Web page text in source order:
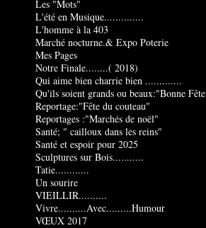
Les "Mots"
L'été en Musique..............
L'homme à la 403
Marché nocturne.& Expo Poterie
Mes Pages
Notre Finale........( 2018)
Qui aime bien charrie bien .............
Qu'ils soient grands ou beaux:"Bonne
Reportage:"Fête du couteau"
Reportages :"Marchés de noël"
Santé; " cailloux dans les reins"
Santé et espoir pour 2025
Sculptures sur Bois...........
Tatie............
Un sourire
VIEILLIR..........
Vivre..........Avec.........Humour
VŒUX 2017